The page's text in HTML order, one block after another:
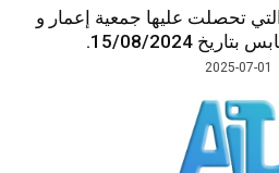
التي تحصلت عليها جمعية إعمار و
15/08/2024.